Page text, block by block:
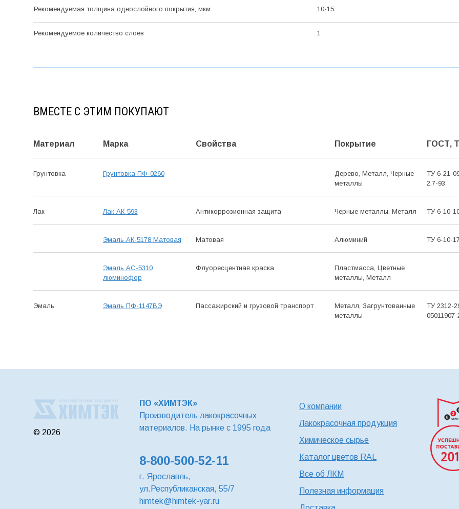
Рекомендуемая толщина однослойного покрытия, мкм 10-15
Рекомендуемое количество слоев 1
ВМЕСТЕ С ЭТИМ ПОКУПАЮТ
Материал Марка Свойства Покрытие ГОСТ,
Грунтовка Грунтовка ПФ-0260
Дерево, Металл, Черные
металлы
ТУ 6-21-
2.7-93
Лак Лак АК-593 Антикор­розионная защита Черные металлы, Металл ТУ 6-10-
Эмаль АК-5178 Матовая Матовая Алюминий ТУ 6-10-
Эмаль АС-5310
люминофор
Флуорес­центная краска
Пластмасса, Цветные
металлы, Металл
Эмаль Эмаль ПФ-1147ВЭ Пасса­жирский и грузовой транспорт
Металл, Загрунтованные
металлы
ТУ 2312-
05011907-
© 2026
ПО «ХИМТЭК»
Производитель лакокрасочных
материалов. На рынке с 1995 года
8-800-500-52-11
г. Ярославль,
ул.Республиканская, 55/7
himtek@himtek-yar.ru
О компании
Лакокрасочная продукция
Химическое сырье
Каталог цветов RAL
Все об ЛКМ
Полезная информация